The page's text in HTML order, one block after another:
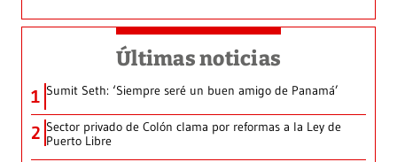
Últimas noticias
1 Sumit Seth: ‘Siempre seré un buen amigo de Panamá’
2 Sector privado de Colón clama por reformas a la Ley de
Puerto Libre